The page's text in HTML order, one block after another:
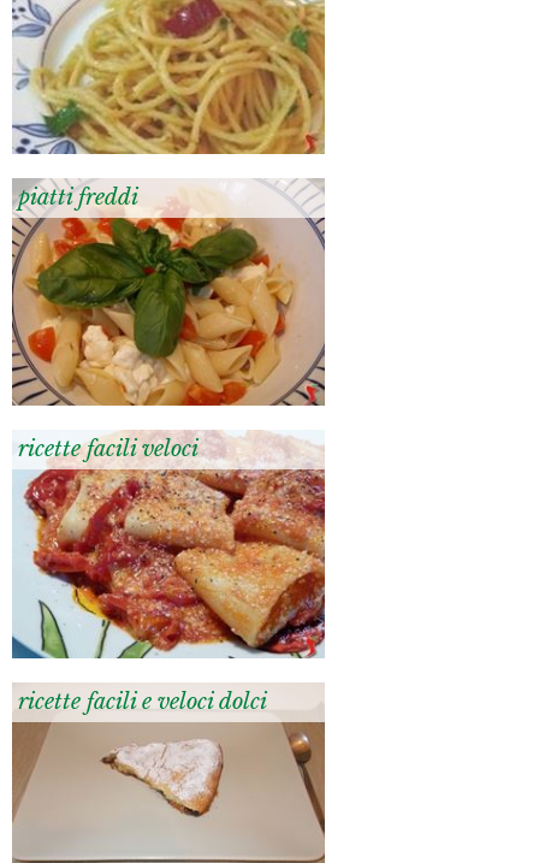
piatti freddi
ricette facili veloci
ricette facili e veloci dolci